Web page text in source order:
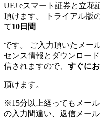
UFJ eスマート証券と立花
頂けます。 トライアル版
て10日間
です。 ご入力頂いたメー
センス情報とダウンロー
信されますので、 すぐに
頂けます。
※15分以上経ってもメー
の入力間違い、返信メー